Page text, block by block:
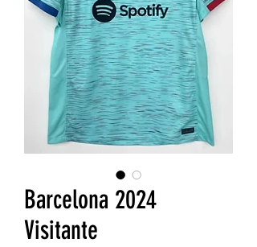
Barcelona 2024
Visitante